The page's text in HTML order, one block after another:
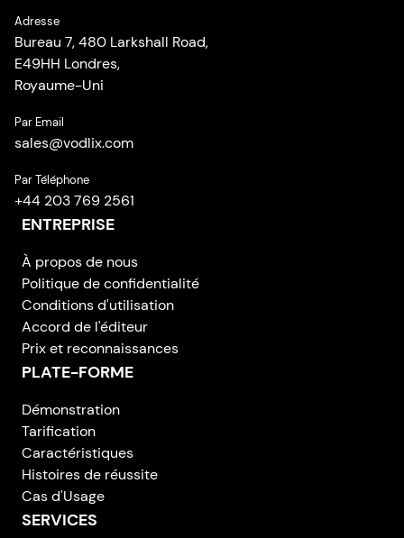
Adresse
Bureau 7, 480 Larkshall Road,
E49HH Londres,
Royaume-Uni
Par Email
sales@vodlix.com
Par Téléphone
+44 203 769 2561
ENTREPRISE
À propos de nous
Politique de confidentialité
Conditions d'utilisation
Accord de l'éditeur
Prix et reconnaissances
PLATE-FORME
Démonstration
Tarification
Caractéristiques
Histoires de réussite
Cas d'Usage
SERVICES